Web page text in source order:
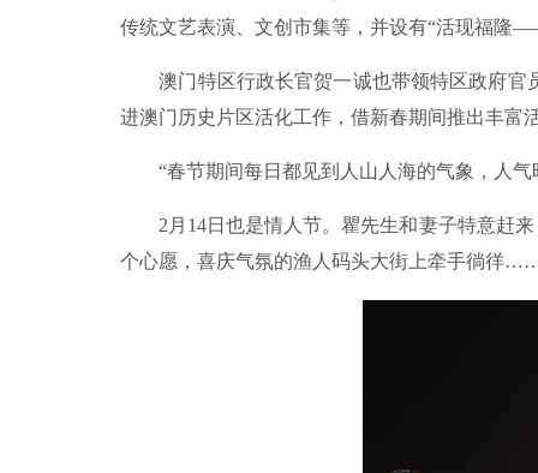
传统文艺表演、文创市集等，并设有“活现福隆
澳门特区行政长官贺一诚也带领特区政府官
进澳门历史片区活化工作，借新春期间推出丰富
“春节期间每日都见到人山人海的气象，人气
2月14日也是情人节。瞿先生和妻子特意赶来
个心愿，喜庆气氛的渔人码头大街上牵手徜徉